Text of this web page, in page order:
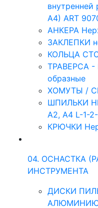
А4) ART
АНКЕРА
ЗАКЛЕПКИ
КОЛЬЦА
ТРАВЕРСА -
образные
ХОМУТЫ /
ШПИЛЬКИ
A2, А4 L-1-
КРЮЧКИ
04. ОСНАСТКА
ИНСТРУМЕНТА
ДИСКИ